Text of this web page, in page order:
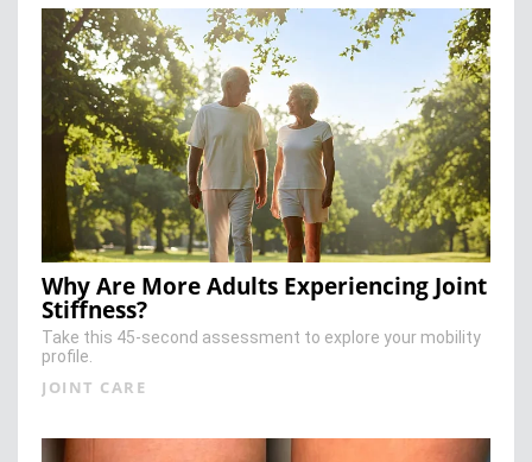
Why Are More Adults Experiencing Joint
Stiffness?
Take this 45-second assessment to explore your mobility
profile.
JOINT CARE